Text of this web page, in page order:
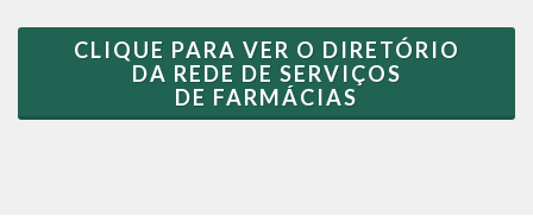
CLIQUE PARA VER O DIRETÓRIO
DA REDE DE SERVIÇOS
DE FARMÁCIAS